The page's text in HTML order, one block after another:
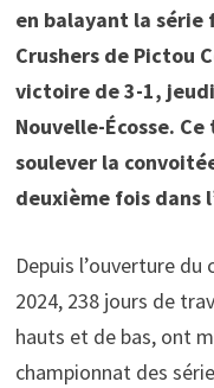
en balayant la série
Crushers de Pictou
victoire de 3-1,
Nouvelle-Écosse.
soulever la
deuxième fois dans
Depuis l’ouverture
2024, 238 jours de
hauts et de bas, ont
championnat des